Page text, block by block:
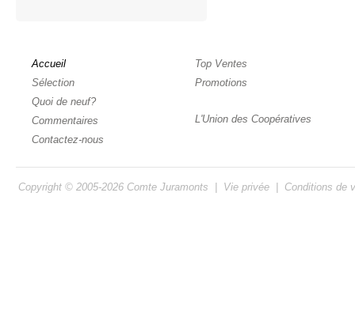
Accueil
Sélection
Quoi de neuf?
Commentaires
Contactez-nous
Top Ventes
Promotions
L'Union des Coopératives
Copyright © 2005-2026 Comte Juramonts Vie privée Conditions de